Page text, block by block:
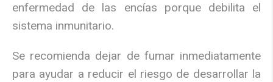
enfermedad de las encías porque debilita el
sistema inmunitario.
Se recomienda dejar de fumar inmediatamente
para ayudar a reducir el riesgo de desarrollar la